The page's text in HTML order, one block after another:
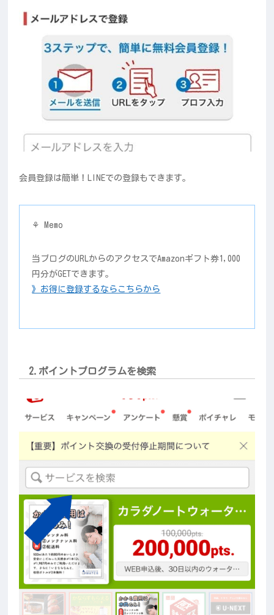
会員登録は簡単！LINEでの登録もできます。
⚘ Memo
当ブログのURLからのアクセスでAmazonギフト券1,000
円分がGETできます。
》お得に登録するならこちらから
2.ポイントプログラムを検索